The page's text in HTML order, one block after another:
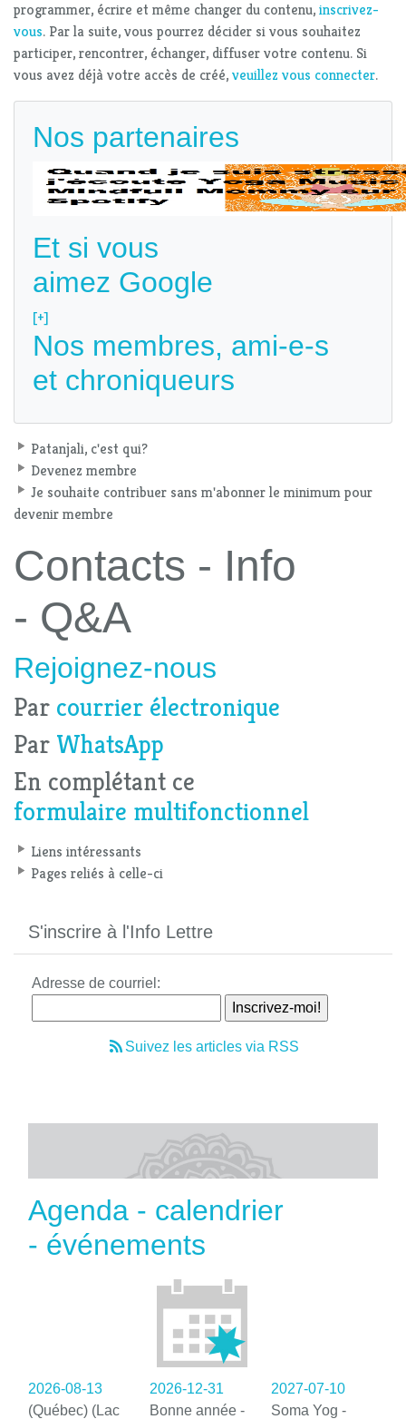
programmer, écrire et même changer du contenu,inscrivez-
vous. Par la suite, vous pourrez décider si vous souhaitez
participer, rencontrer, échanger, diffuser votre contenu. Si
vous avez déjà votre accès de créé,veuillez vous connecter.
Nos partenaires
Et si vous
aimez Google
[+]
Nos membres, ami-e-s
et chroniqueurs
Patanjali, c'est qui?
Devenez membre
Je souhaite contribuer sans m'abonner le minimum pour
devenir membre
Contacts - Info
- Q&A
Rejoignez-nous
Par courrier électronique
Par WhatsApp
En complétant ce
formulaire multifonctionnel
Liens intéressants
Pages reliés à celle-ci
S'inscrire à l'Info Lettre
Adresse de courriel:
Suivez les articles via RSS
Agenda - calendrier
- événements
2026-08-13
(Québec) (Lac
2026-12-31
Bonne année -
2027-07-10
Soma Yog -